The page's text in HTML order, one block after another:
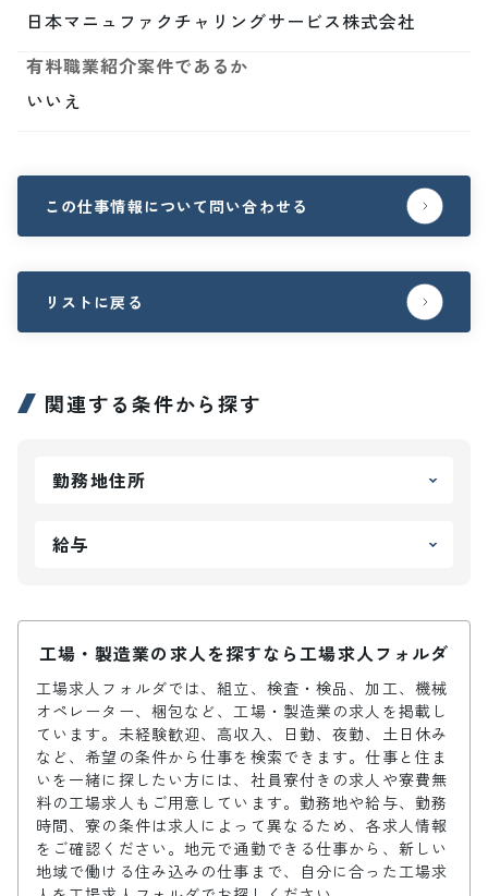
日本マニュファクチャリングサービス株式会社
有料職業紹介案件であるか
いいえ
この仕事情報について問い合わせる
リストに戻る
関連する条件から探す
勤務地住所
給与
工場・製造業の求人を探すなら工場求人フォルダ
工場求人フォルダでは、組立、検査・検品、加工、機械
オペレーター、梱包など、工場・製造業の求人を掲載し
ています。未経験歓迎、高収入、日勤、夜勤、土日休み
など、希望の条件から仕事を検索できます。仕事と住ま
いを一緒に探したい方には、社員寮付きの求人や寮費無
料の工場求人もご用意しています。勤務地や給与、勤務
時間、寮の条件は求人によって異なるため、各求人情報
をご確認ください。地元で通勤できる仕事から、新しい
地域で働ける住み込みの仕事まで、自分に合った工場求